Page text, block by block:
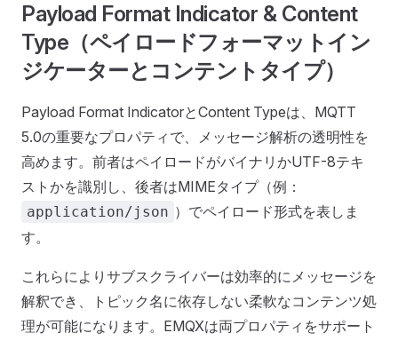
Payload Format Indicator & Content
Type（ペイロードフォーマットイン
ジケーターとコンテントタイプ）
Payload Format IndicatorとContent Typeは、MQTT
5.0の重要なプロパティで、メッセージ解析の透明性を
高めます。前者はペイロードがバイナリかUTF-8テキ
ストかを識別し、後者はMIMEタイプ（例：
application/json ）でペイロード形式を表しま
す。
これらによりサブスクライバーは効率的にメッセージを
解釈でき、トピック名に依存しない柔軟なコンテンツ処
理が可能になります。EMQXは両プロパティをサポート